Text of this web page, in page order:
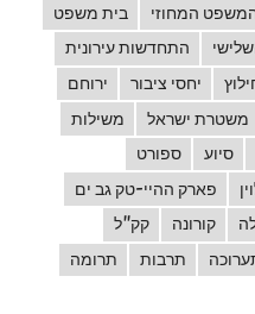
המחוזי
בית משפט
התחדשות עירונית
יחסי ציבור
ירוחם
משטרת ישראל
משילות
סיוע
ספורט
פארק ההיי-טק גב ים
קורונה
קק"ל
תרבות תרומה